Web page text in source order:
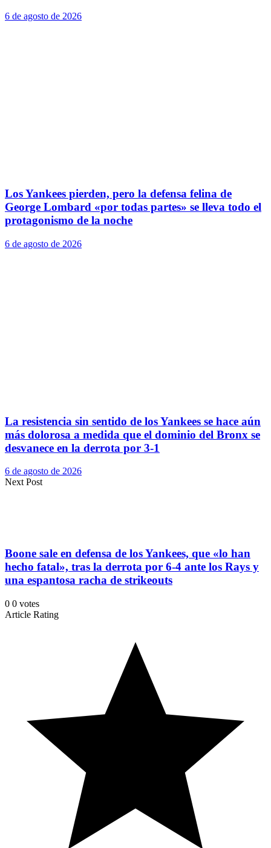
6 de agosto de 2026
Los Yankees pierden, pero la defensa felina de
George Lombard «por todas partes» se lleva todo el
protagonismo de la noche
6 de agosto de 2026
La resistencia sin sentido de los Yankees se hace aún
más dolorosa a medida que el dominio del Bronx se
desvanece en la derrota por 3-1
6 de agosto de 2026
Next Post
Boone sale en defensa de los Yankees, que «lo han
hecho fatal», tras la derrota por 6-4 ante los Rays y
una espantosa racha de strikeouts
0 0 votes
Article Rating